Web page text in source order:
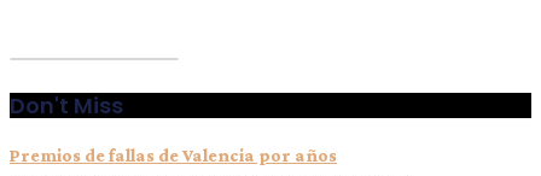
Don't Miss
Premios de fallas de Valencia por años